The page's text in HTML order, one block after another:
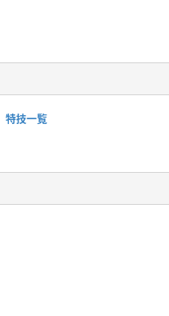
特技一覧